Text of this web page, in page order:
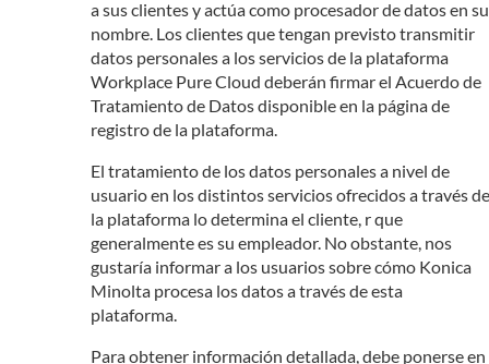
a sus clientes y actúa como procesador de datos en su
nombre. Los clientes que tengan previsto transmitir
datos personales a los servicios de la plataforma
Workplace Pure Cloud deberán firmar el Acuerdo de
Tratamiento de Datos disponible en la página de
registro de la plataforma.
El tratamiento de los datos personales a nivel de
usuario en los distintos servicios ofrecidos a través de
la plataforma lo determina el cliente, r que
generalmente es su empleador. No obstante, nos
gustaría informar a los usuarios sobre cómo Konica
Minolta procesa los datos a través de esta
plataforma.
Para obtener información detallada, debe ponerse en